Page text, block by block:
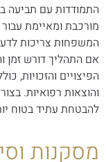
התמודדות עם תביעה
מורכבת ומאיימת עבור
המשפחות צריכות
אם התהליך דורש זמן
הפיצויים והזכויות,
והוצאות רפואיות.
להבטחת עתיד בטוח
מסקנות